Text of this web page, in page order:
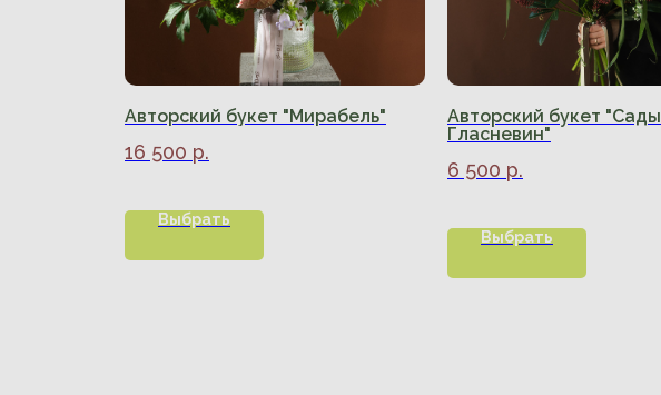
Авторский букет "Мирабель"
16 500 р.
Выбрать
Авторский букет "Сады
Гласневин"
6 500 р.
Выбрать